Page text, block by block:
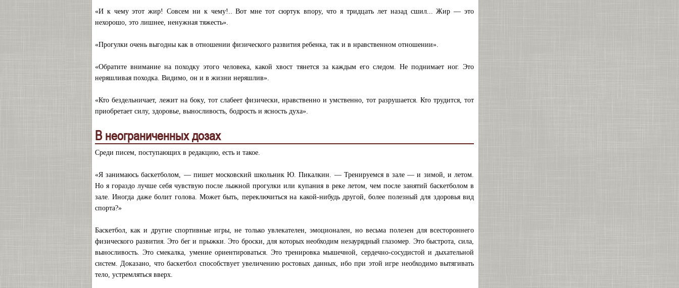
«И к чему этот жир! Совсем ни к чему!.. Вот мне тот сюртук впору, что я тридцать лет назад сшил... Жир — это
нехорошо, это лишнее, ненужная тяжесть».
«Прогулки очень выгодны как в отношении физического развития ребенка, так и в нравственном отношении».
«Обратите внимание на походку этого человека, какой хвост тянется за каждым его следом. Не поднимает ног. Это
неряшливая походка. Видимо, он и в жизни неряшлив».
«Кто бездельничает, лежит на боку, тот слабеет физически, нравственно и умственно, тот разрушается. Кто трудится, тот
приобретает силу, здоровье, выносливость, бодрость и ясность духа».
В неограниченных дозах
Среди писем, поступающих в редакцию, есть и такое.
«Я занимаюсь баскетболом, — пишет московский школьник Ю. Пикалкин. — Тренируемся в зале — и зимой, и летом.
Но я гораздо лучше себя чувствую после лыжной прогулки или купания в реке летом, чем после занятий баскетболом в
зале. Иногда даже болит голова. Может быть, переключиться на какой-нибудь другой, более полезный для здоровья вид
спорта?»
Баскетбол, как и другие спортивные игры, не только увлекателен, эмоционален, но весьма полезен для всестороннего
физического развития. Это бег и прыжки. Это броски, для которых необходим незаурядный глазомер. Это быстрота, сила,
выносливость. Это смекалка, умение ориентироваться. Это тренировка мышечной, сердечно-сосудистой и дыхательной
систем. Доказано, что баскетбол способствует увеличению ростовых данных, ибо при этой игре необходимо вытягивать
тело, устремляться вверх.